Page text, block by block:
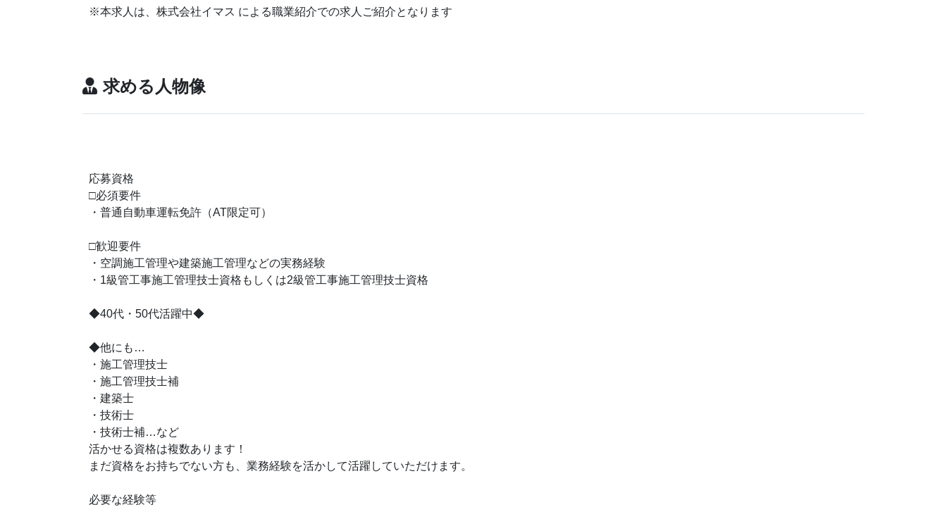
※本求人は、株式会社イマス による職業紹介での求人ご紹介となります
求める人物像
応募資格
□必須要件
・普通自動車運転免許（AT限定可）
□歓迎要件
・空調施工管理や建築施工管理などの実務経験
・1級管工事施工管理技士資格もしくは2級管工事施工管理技士資格
◆40代・50代活躍中◆
◆他にも…
・施工管理技士
・施工管理技士補
・建築士
・技術士
・技術士補…など
活かせる資格は複数あります！
まだ資格をお持ちでない方も、業務経験を活かして活躍していただけます。
必要な経験等